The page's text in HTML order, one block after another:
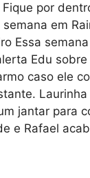
por
em
Essa
Edu
caso ele
jantar para
e Rafael